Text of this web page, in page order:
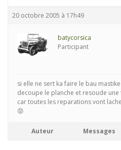
20 octobre 2005 à 17h49
batycorsica
Participant
si elle ne sert ka faire le bau
decoupe le planche et resoude
car toutes les reparations vont
😡
Auteur Messages